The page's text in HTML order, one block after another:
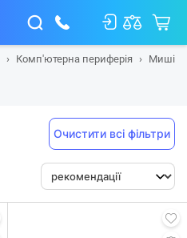
Комп'ютерна периферія Миші
Очистити всі фільтри